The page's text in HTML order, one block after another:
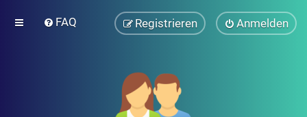
FAQ Anmelden
Registrieren